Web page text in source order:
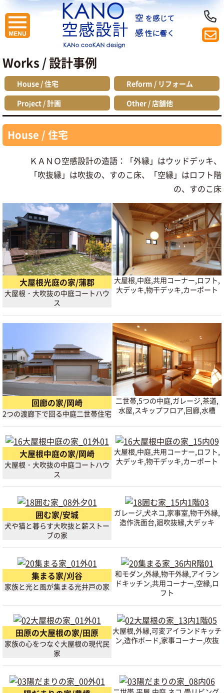
Works / 設計事例
House / 住宅
Reform / リフォーム
Project / 計画
Other / 店舗他
House / 住宅
ＫＡＮＯ空感設計の造語：「外縁」はウッドデッキ、
「吹抜縁」は吹抜の、すのこ床、「空縁」はロフト階
の、すのこ床
大屋根光庭の家/蒲郡
大屋根・大吹抜の中庭コートハウ
ス
大屋根,中庭,共用コーナー,ロフト,
大デッキ,物干デッキ,カーポート
回廊の家/岡崎
2つの渡廊下で回る中庭二世帯住宅
二世帯,5つの中庭,ガレージ,茶道,
水屋,スキップフロア,回廊,水槽
大屋根中庭の家/岡崎
大屋根・大吹抜の中庭コートハウ
ス
大屋根,中庭,共用コーナー,ロフト,
大デッキ,物干デッキ,カーポート
囲む家/安城
犬や猫と暮らす大吹抜と薪ストー
ブの家
ガレージ,犬ネコ,家事室,物干外縁,
造作洗面台,廻吹抜縁,大デッキ
集まる家/刈谷
家族と光と風が集まる光井戸の家
和モダン,外縁,物干外縁,アイラン
ドキッチン,共用コーナー,空縁,ロ
フト
田原の大屋根の家/田原
家族の心をつなぐ大屋根の現代民
家
大屋根,外縁,可変アイランドキッチ
ン,造作ボード,家事コーナー,吹抜